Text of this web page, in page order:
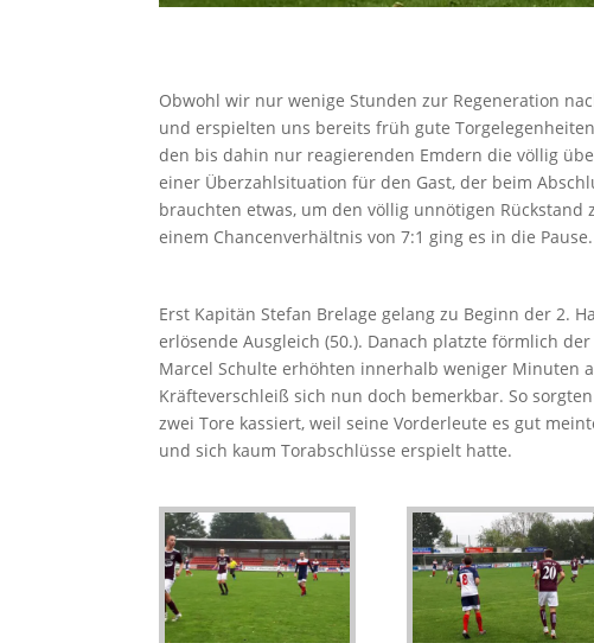
Obwohl wir nur wenige Stunden zur Regeneration
und erspielten uns bereits früh gute
den bis dahin nur reagierenden Emdern die völlig
einer Überzahlsituation für den Gast, der beim
brauchten etwas, um den völlig unnötigen
einem Chancenverhältnis von 7:1 ging es in die Pause.
Erst Kapitän Stefan Brelage gelang zu Beginn der 2.
erlösende Ausgleich (50.). Danach platzte förmlich
Marcel Schulte erhöhten innerhalb weniger Minuten
Kräfteverschleiß sich nun doch bemerkbar. So
zwei Tore kassiert, weil seine Vorderleute es gut
und sich kaum Torabschlüsse erspielt hatte.